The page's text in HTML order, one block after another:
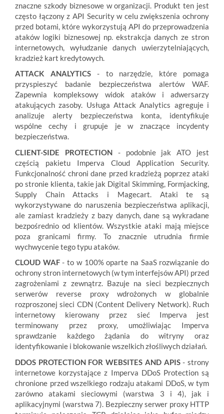
znaczne szkody biznesowe w organizacji. Produkt ten jest
często łączony z API Security w celu zwiększenia ochrony
przed botami, które wykorzystują API do przeprowadzenia
ataków logiki biznesowej np. ekstrakcja danych ze stron
internetowych, wyłudzanie danych uwierzytelniających,
kradzież kart kredytowych.
ATTACK ANALYTICS- to narzędzie, które pomaga
przyspieszyć badanie bezpieczeństwa alertów WAF.
Zapewnia kompleksowy widok ataków i adwersarzy
atakujących zasoby. Usługa Attack Analytics agreguje i
analizuje alerty bezpieczeństwa konta, identyfikuje
wspólne cechy i grupuje je w znaczące incydenty
bezpieczeństwa.
CLIENT-SIDE PROTECTION- podobnie jak ATO jest
częścią pakietu Imperva Cloud Application Security.
Funkcjonalność chroni dane przed kradzieżą poprzez ataki
po stronie klienta, takie jak Digital Skimming, Formjacking,
Supply Chain Attacks i Magecart. Ataki te są
wykorzystywane do naruszenia bezpieczeństwa aplikacji,
ale zamiast kradzieży z bazy danych, dane są wykradane
bezpośrednio od klientów. Wszystkie ataki mają miejsce
poza granicami firmy. To znacznie utrudnia firmie
wychwycenie tego typu ataków.
CLOUD WAF- to w 100% oparte na SaaS rozwiązanie do
ochrony stron internetowych (w tym interfejsów API) przed
zagrożeniami z zewnątrz. Bazuje na sieci bezpiecznych
serwerów reverse proxy wdrożonych w globalnie
rozproszonej sieci CDN (Content Delivery Network). Ruch
internetowy kierowany przez sieć Imperva jest
terminowany przez proxy, umożliwiając Imperva
sprawdzanie każdego żądania do witryny oraz
identyfikowanie i blokowanie wszelkich złośliwych działań.
DDOS PROTECTION FOR WEBSITES AND APIS- strony
internetowe korzystające z Imperva DDoS Protection są
chronione przed wszelkiego rodzaju atakami DDoS, w tym
zarówno atakami sieciowymi (warstwa 3 i 4), jak i
aplikacyjnymi (warstwa 7). Bezpieczny serwer proxy HTTP